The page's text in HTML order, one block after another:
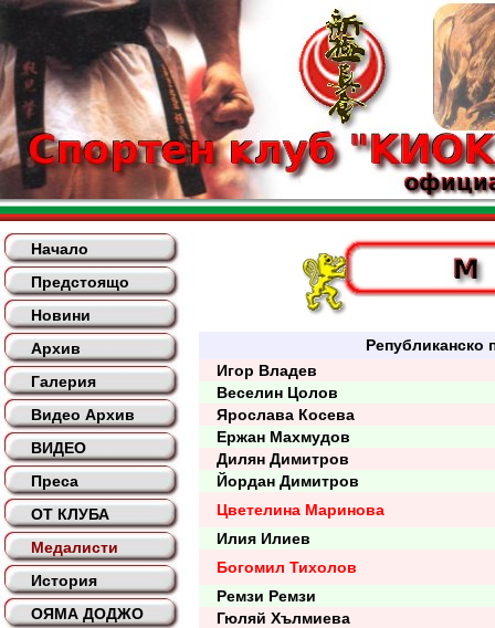
Начало
Предстоящо
Новини
Архив
Галерия
Видео Архив
ВИДЕО
Преса
ОТ КЛУБА
Медалисти
История
ОЯМА ДОДЖО
Републиканско
Игор Владев
Веселин Цолов
Ярослава Косева
Ержан Махмудов
Дилян Димитров
Йордан Димитров
Цветелина Маринова
Илия Илиев
Богомил Тихолов
Ремзи Ремзи
Гюляй Хълмиева